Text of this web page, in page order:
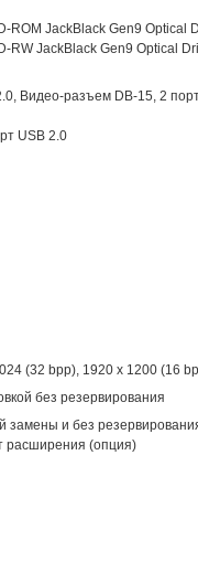
ROM JackBlack Gen9
RW JackBlack Gen9 Optical
Видео-разъем DB-15, 2
USB 2.0
(32 bpp), 1920 x 1200 (16
без резервирования
замены и без
расширения (опция)